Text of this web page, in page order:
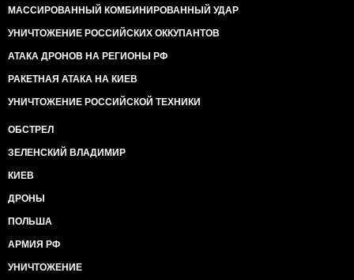
МАССИРОВАННЫЙ КОМБИНИРОВАННЫЙ УДАР
УНИЧТОЖЕНИЕ РОССИЙСКИХ ОККУПАНТОВ
АТАКА ДРОНОВ НА РЕГИОНЫ РФ
РАКЕТНАЯ АТАКА НА КИЕВ
УНИЧТОЖЕНИЕ РОССИЙСКОЙ ТЕХНИКИ
ОБСТРЕЛ
ЗЕЛЕНСКИЙ ВЛАДИМИР
КИЕВ
ДРОНЫ
ПОЛЬША
АРМИЯ РФ
УНИЧТОЖЕНИЕ